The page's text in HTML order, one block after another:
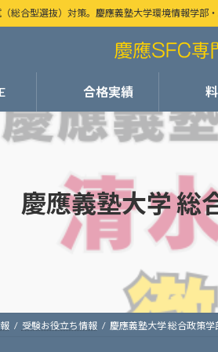
総合型選抜）対策。慶應義塾大学環境情報学部
合格実績
慶應義塾大学 総
受験お役立ち情報 慶應義塾大学 総合政策